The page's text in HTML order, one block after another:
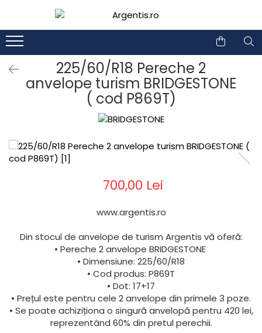
225/60/R18 Pereche 2
anvelope turism BRIDGESTONE
( cod P869T)
700,00 Lei
www.argentis.ro
Din stocul de anvelope de turism Argentis vă oferă:
• Pereche 2 anvelope BRIDGESTONE
• Dimensiune: 225/60/R18
• Cod produs: P869T
• Dot: 17+17
• Prețul este pentru cele 2 anvelope din primele 3 poze.
• Se poate achiziționa o singură anvelopă pentru 420 lei,
reprezentând 60% din pretul perechii.